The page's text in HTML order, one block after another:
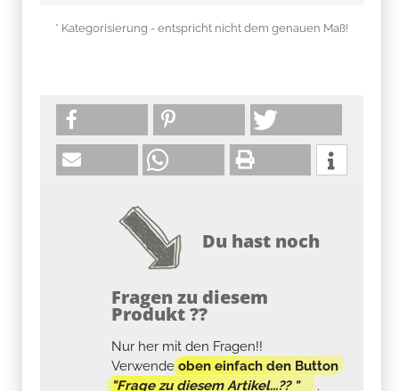
* Kategorisierung - entspricht nicht dem genauen Maß!
Du hast noch
Fragen zu diesem
Produkt ??
Nur her mit den Fragen!!
Verwendeoben einfach den Button
"Frage zu diesem Artikel...?? "
.